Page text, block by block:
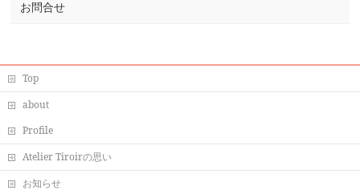
お問合せ
Top
about
Profile
Atelier Tiroirの思い
お知らせ